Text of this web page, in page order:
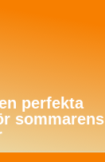
perfekta
sommarens